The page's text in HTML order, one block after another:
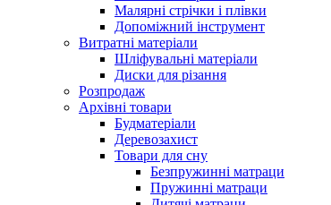
Малярні стрічки і плівки
Допоміжний інструмент
Витратні матеріали
Шліфувальні матеріали
Диски для різання
Розпродаж
Архівні товари
Будматеріали
Деревозахист
Товари для сну
Безпружинні матраци
Пружинні матраци